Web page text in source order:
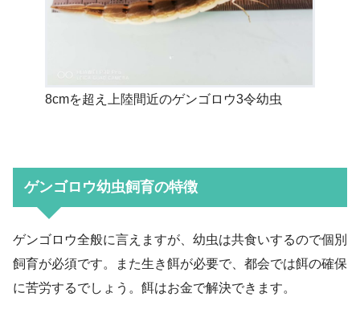
8cmを超え上陸間近のゲンゴロウ3令幼虫
ゲンゴロウ幼虫飼育の特徴
ゲンゴロウ全般に言えますが、幼虫は共食いするので個別
飼育が必須です。また生き餌が必要で、都会では餌の確保
に苦労するでしょう。餌はお金で解決できます。